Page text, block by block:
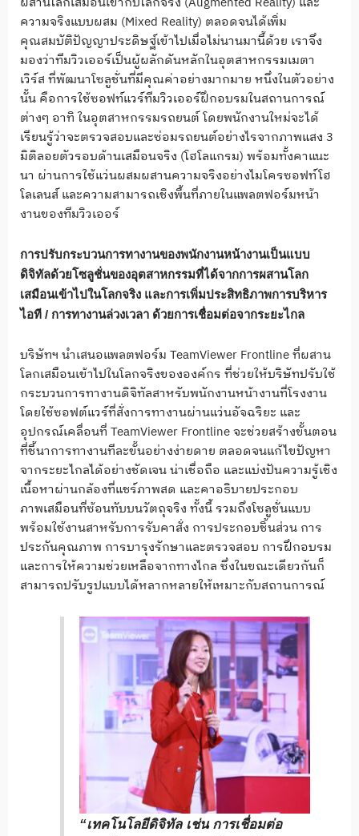
ความจริงแบบผสม (Mixed Reality) ตลอดจนได้เพิ่ม
คุณสมบัติปัญญาประดิษฐ์เข้าไปเมื่อไม่นานมานี้ด้วย เราจึง
มองว่าทีมวิวเออร์เป็นผู้ผลักดันหลักในอุตสาหกรรมเมตา
เวิร์ส ที่พัฒนาโซลูชั่นที่มีคุณค่าอย่างมากมาย หนึ่งในตัวอย่าง
นั้น คือการใช้ซอฟท์แวร์ทีมวิวเออร์ฝึกอบรมในสถานการณ์
ต่างๆ อาทิ ในอุตสาหกรรมรถยนต์ โดยพนักงานใหม่จะได้
เรียนรู้ว่าจะตรวจสอบและซ่อมรถยนต์อย่างไรจากภาพแสง 3
มิติลอยตัวรอบด้านเสมือนจริง (โฮโลแกรม) พร้อมทั้งคาแนะ
นา ผ่านการใช้แว่นผสมผสานความจริงอย่างไมโครซอฟท์โฮ
โลเลนส์ และความสามารถเชิงพื้นที่ภายในแพลตฟอร์มหน้า
งานของทีมวิวเออร์
การปรับกระบวนการทางานของพนักงานหน้างานเป็นแบบ
ดิจิทัลด้วยโซลูชั่นของอุตสาหกรรมที่ได้จากการผสานโลก
เสมือนเข้าไปในโลกจริง และการเพิ่มประสิทธิภาพการบริหาร
ไอที / การทางานล่วงเวลา ด้วยการเชื่อมต่อจากระยะไกล
บริษัทฯ นำเสนอแพลตฟอร์ม TeamViewer Frontline ที่ผสาน
โลกเสมือนเข้าไปในโลกจริงขององค์กร ที่ช่วยให้บริษัทปรับใช้
กระบวนการทางานดิจิทัลสาหรับพนักงานหน้างานที่โรงงาน
โดยใช้ซอฟต์แวร์ที่สั่งการทางานผ่านแว่นอัจฉริยะ และ
อุปกรณ์เคลื่อนที่ TeamViewer Frontline จะช่วยสร้างขั้นตอน
ที่ชี้นาการทางานทีละขั้นอย่างง่ายดาย ตลอดจนแก้ไขปัญหา
จากระยะไกลได้อย่างชัดเจน น่าเชื่อถือ และแบ่งปันความรู้เชิง
เนื้อหาผ่านกล้องที่แชร์ภาพสด และคาอธิบายประกอบ
ภาพเสมือนที่ซ้อนทับบนวัตถุจริง ทั้งนี้ รวมถึงโซลูชั่นแบบ
พร้อมใช้งานสาหรับการรับคาสั่ง การประกอบชิ้นส่วน การ
ประกันคุณภาพ การบารุงรักษาและตรวจสอบ การฝึกอบรม
และการให้ความช่วยเหลือจากทางไกล ซึ่งในขณะเดียวกันก็
สามารถปรับรูปแบบได้หลากหลายให้เหมาะกับสถานการณ์
“เทคโนโลยีดิจิทัล เช่น การเชื่อมต่อ